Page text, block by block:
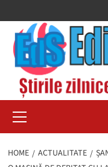
to
content
Menu
HOME ACTUALITATE